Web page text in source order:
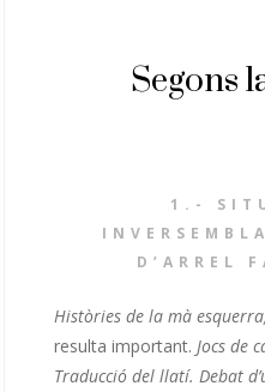
Segons
1.-
D’ARREL
Històries de la mà esquerra,
resulta important. Jocs de
Traducció del llatí. Debat